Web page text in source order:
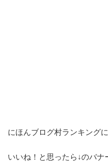
にほんブログ村ランキング
いいね！と思ったら↓のバナ